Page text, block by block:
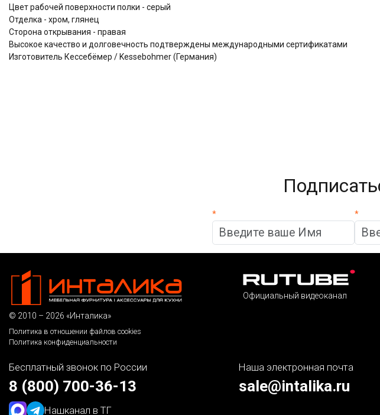
Цвет рабочей поверхности полки - серый
Отделка - хром, глянец
Сторона открывания - правая
Высокое качество и долговечность подтверждены международными сертификатами
Изготовитель Кессебёмер / Kessebohmer (Германия)
* *
© 2010 – 2026 «Инталика»
Политика в отношении файлов cookies
Политика конфиденциальности
Официальный видеоканал
Бесплатный звонок по России
8 (800) 700-36-13
Нашканал в ТГ
Наша электронная почта
sale@intalika.ru